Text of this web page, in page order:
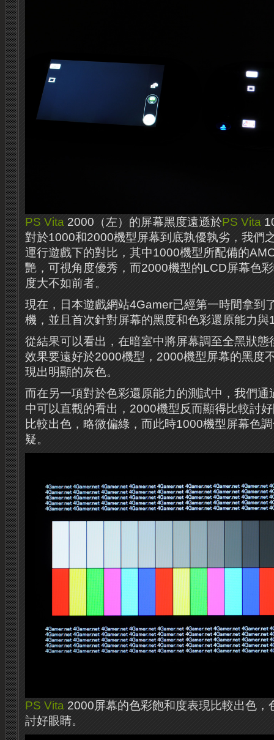
PS Vita 2000（左）的屏幕黑度遠遜於PS Vita
對於1000和2000機型屏幕到底孰優孰劣，我們
運行遊戲下的對比，其中1000機型所配備的
艷，可視角度優秀，而2000機型的LCD屏幕色
度大不如前者。
現在，日本遊戲網站4Gamer已經第一時間拿到
機，並且首次針對屏幕的黑度和色彩還原能力
從結果可以看出，在暗室中將屏幕調至全黑狀
效果要遠好於2000機型，2000機型屏幕的黑度
現出明顯的灰色。
而在另一項對於色彩還原能力的測試中，我們通
中可以直觀的看出，2000機型反而顯得比較討
比較出色，略微偏綠，而此時1000機型屏幕色
疑。
PS Vita 2000屏幕的色彩飽和度表現比較出色，
討好眼睛。